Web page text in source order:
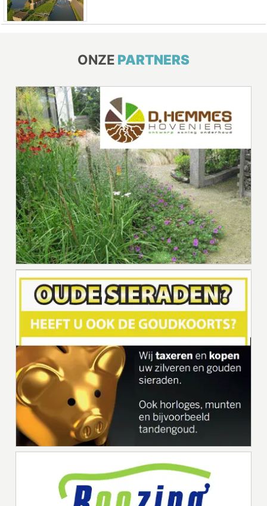
ONZE PARTNERS